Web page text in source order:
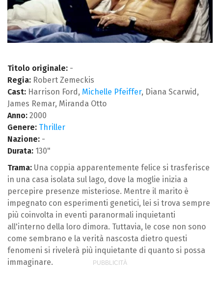
Titolo originale: -
Regia: Robert Zemeckis
Cast: Harrison Ford, Michelle Pfeiffer, Diana Scarwid,
James Remar, Miranda Otto
Anno: 2000
Genere: Thriller
Nazione: -
Durata: 130"
Trama: Una coppia apparentemente felice si trasferisce
in una casa isolata sul lago, dove la moglie inizia a
percepire presenze misteriose. Mentre il marito è
impegnato con esperimenti genetici, lei si trova sempre
più coinvolta in eventi paranormali inquietanti
all'interno della loro dimora. Tuttavia, le cose non sono
come sembrano e la verità nascosta dietro questi
fenomeni si rivelerà più inquietante di quanto si possa
immaginare.